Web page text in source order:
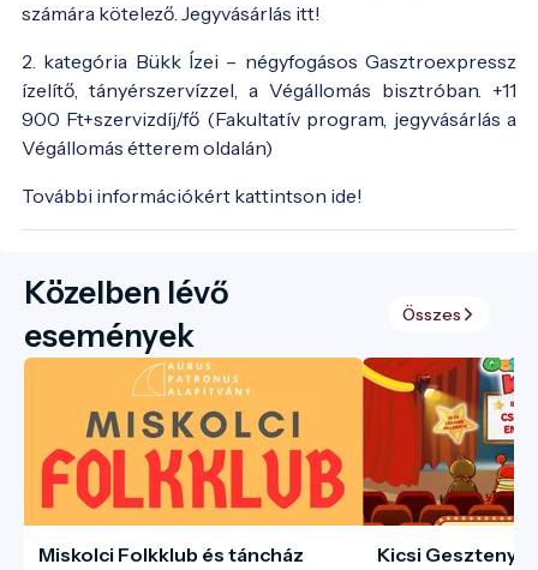
számára kötelező. Jegyvásárlás itt!
2. kategória Bükk Ízei – négyfogásos Gasztroexpressz
ízelítő, tányérszervízzel, a Végállomás bisztróban. +11
900 Ft+szervizdíj/fő (Fakultatív program, jegyvásárlás a
Végállomás étterem oldalán)
További információkért kattintson ide!
Közelben lévő
események
Összes
Miskolci Folkklub és táncház
Kicsi Gesztenye